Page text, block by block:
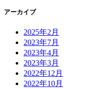
アーカイブ
2025年2月
2023年7月
2023年4月
2023年3月
2022年12月
2022年10月